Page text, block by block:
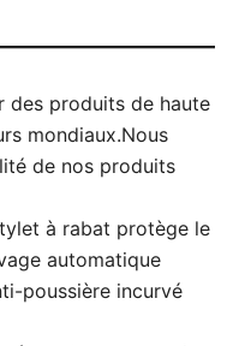
des produits de haute
mondiaux.Nous
de nos produits
à rabat protège le
automatique
poussière incurvé